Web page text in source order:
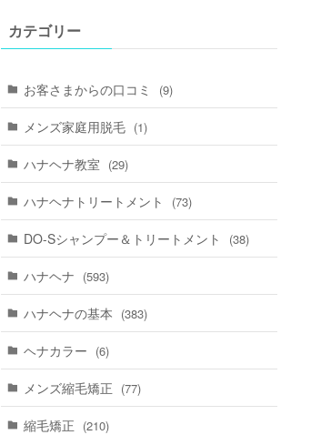
カテゴリー
お客さまからの口コミ (9)
メンズ家庭用脱毛 (1)
ハナヘナ教室 (29)
ハナヘナトリートメント (73)
DO-Sシャンプー＆トリートメント (38)
ハナヘナ (593)
ハナヘナの基本 (383)
ヘナカラー (6)
メンズ縮毛矯正 (77)
縮毛矯正 (210)